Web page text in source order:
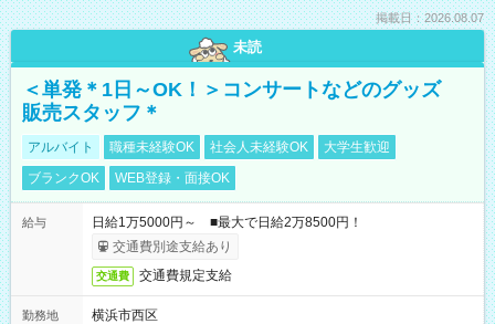
掲載日：2026.08.07
未読
＜単発＊1日～OK！＞コンサートなどのグッズ
販売スタッフ＊
アルバイト 職種未経験OK 社会人未経験OK
大学生歓迎
ブランクOK
WEB登録・面接OK
給与
日給1万5000円～ ■最大で日給2万8500円！
交通費別途支給あり
交通費 交通費規定支給
勤務地
横浜市西区